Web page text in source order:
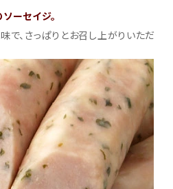
ーセイジ。
で、さっぱりとお召し上がりいただ